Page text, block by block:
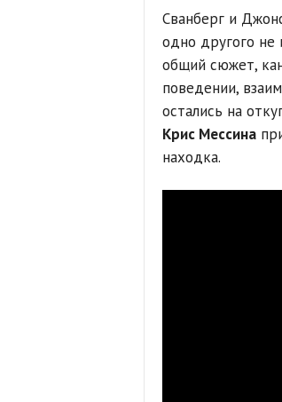
Сванберг и
одно другого не
общий сюжет,
поведении,
остались на
Крис Мессина
находка.